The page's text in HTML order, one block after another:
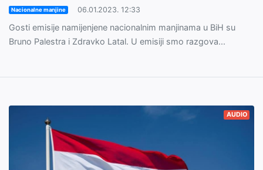
Nacionalne manjine 06.01.2023. 12:33
Gosti emisije namijenjene nacionalnim manjinama u BiH su
Bruno Palestra i Zdravko Latal. U emisiji smo razgova...
AUDIO